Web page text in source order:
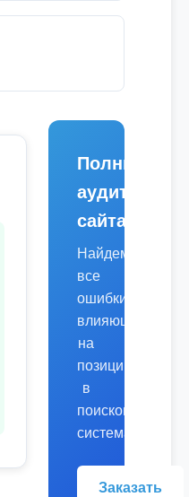
Полный
аудит
сайта
Найдем
все
ошибки,
влияющие
на
позиции
в
поисковых
системах.
Заказать